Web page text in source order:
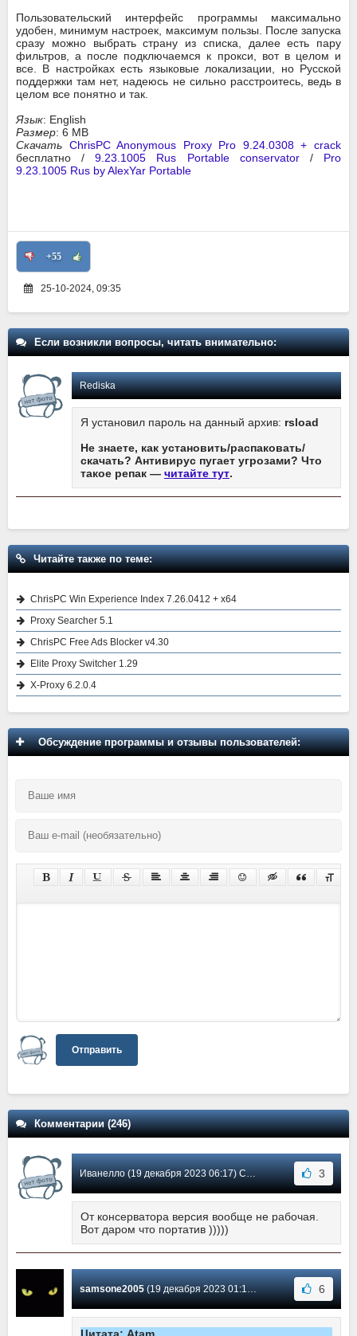
Пользовательский интерфейс программы максимально
удобен, минимум настроек, максимум пользы. После запуска
сразу можно выбрать страну из списка, далее есть пару
фильтров, а после подключаемся к прокси, вот в целом и
все. В настройках есть языковые локализации, но Русской
поддержки там нет, надеюсь не сильно расстроитесь, ведь в
целом все понятно и так.
Язык: English
Размер: 6 MB
Скачать ChrisPC Anonymous Proxy Pro 9.24.0308 + crack
бесплатно /9.23.1005 Rus Portable conservator/ Pro
9.23.1005 Rus by AlexYar Portable
+55
25-10-2024, 09:35
Если возникли вопросы, читать внимательно:
Rediska
Я установил пароль на данный архив: rsload
Не знаете, как установить/распаковать/
скачать? Антивирус пугает угрозами? Что
такое репак — читайте тут.
Читайте также по теме:
ChrisPC Win Experience Index 7.26.0412 + x64
Proxy Searcher 5.1
ChrisPC Free Ads Blocker v4.30
Elite Proxy Switcher 1.29
X-Proxy 6.2.0.4
Обсуждение программы и отзывы пользователей:
Отправить
Комментарии (246)
Иванелло (19 декабря 2023 06:17) Сообщение #184 3
От консерватора версия вообще не рабочая.
Вот даром что портатив )))))
samsone2005(19 декабря 2023 01:18) Сообщение #183 6